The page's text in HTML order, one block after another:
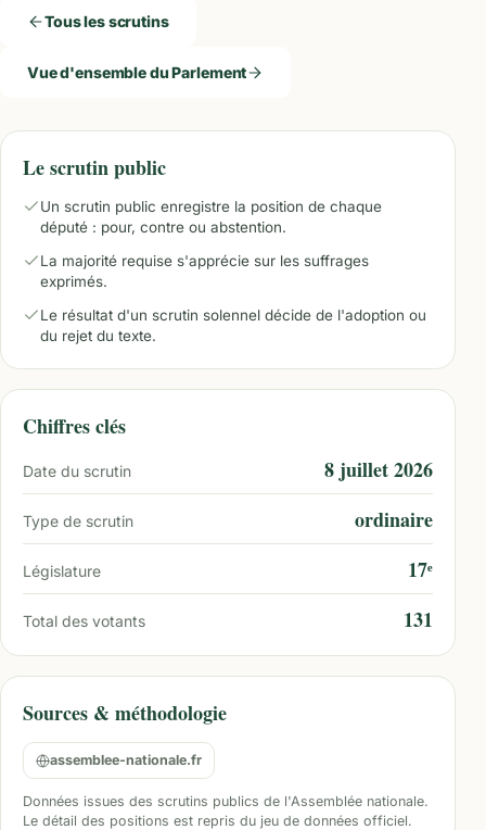
Tous les scrutins
Vue d'ensemble du Parlement
Le scrutin public
Un scrutin public enregistre la position de chaque
député : pour, contre ou abstention.
La majorité requise s'apprécie sur les suffrages
exprimés.
Le résultat d'un scrutin solennel décide de l'adoption ou
du rejet du texte.
Chiffres clés
Date du scrutin 8 juillet 2026
Type de scrutin ordinaire
Législature 17ᵉ
Total des votants 131
Sources & méthodologie
assemblee-nationale.fr
Données issues des scrutins publics de l'Assemblée nationale.
Le détail des positions est repris du jeu de données officiel.